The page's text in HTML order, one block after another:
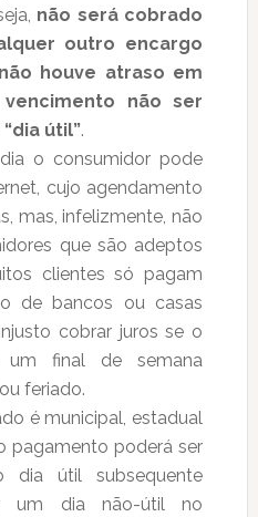
não será cobrado
outro encargo
houve atraso em
não ser
útil”.
o consumidor pode
cujo agendamento
mas, infelizmente, não
que são adeptos
clientes só pagam
de bancos ou casas
cobrar juros se o
final de semana
feriado.
é municipal, estadual
pagamento poderá ser
dia útil subsequente
um dia não-útil no